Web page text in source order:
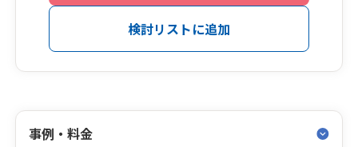
検討リストに追加
事例・料金